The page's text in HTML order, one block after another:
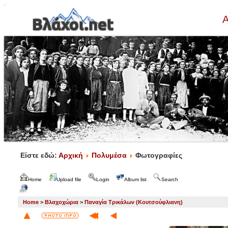
Είστε εδώ: Αρχική Πολυμέσα Φωτογραφίες
Home Upload file Login Album list Search
Home > Βλαχοχώρια > Παναγία Τρικάλων (Κουτσούφλιανη)